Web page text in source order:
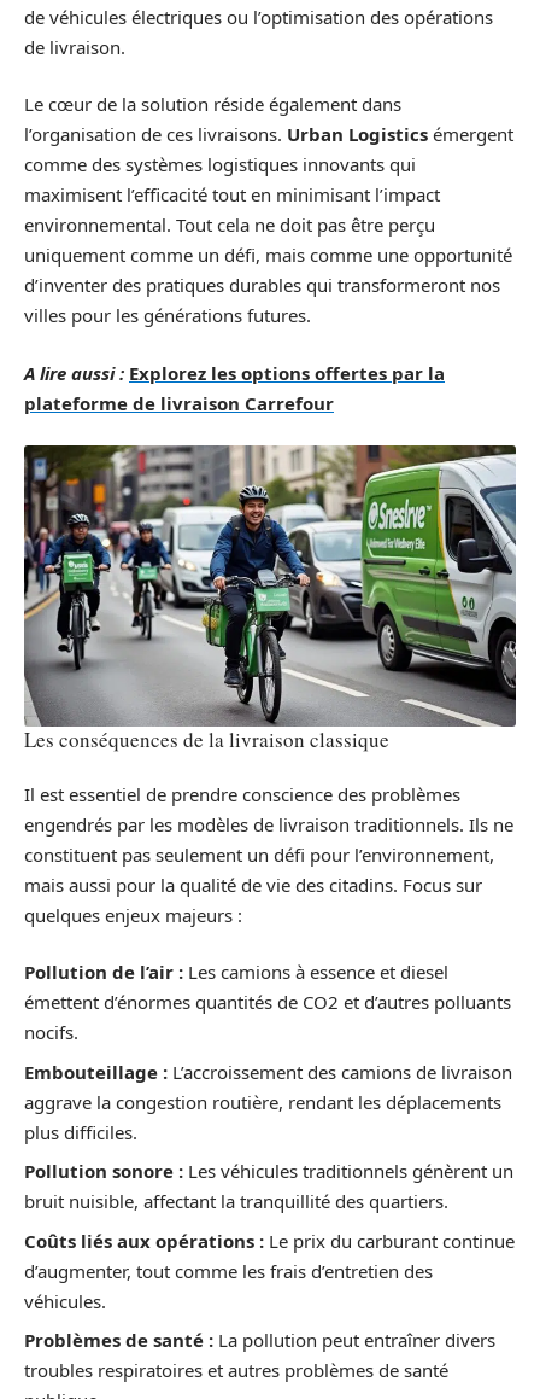
de véhicules électriques ou l’optimisation des opérations
de livraison.
Le cœur de la solution réside également dans
l’organisation de ces livraisons. Urban Logistics émergent
comme des systèmes logistiques innovants qui
maximisent l’efficacité tout en minimisant l’impact
environnemental. Tout cela ne doit pas être perçu
uniquement comme un défi, mais comme une opportunité
d’inventer des pratiques durables qui transformeront nos
villes pour les générations futures.
A lire aussi : Explorez les options offertes par la
plateforme de livraison Carrefour
Les conséquences de la livraison classique
Il est essentiel de prendre conscience des problèmes
engendrés par les modèles de livraison traditionnels. Ils ne
constituent pas seulement un défi pour l’environnement,
mais aussi pour la qualité de vie des citadins. Focus sur
quelques enjeux majeurs :
Pollution de l’air : Les camions à essence et diesel
émettent d’énormes quantités de CO2 et d’autres polluants
nocifs.
Embouteillage : L’accroissement des camions de livraison
aggrave la congestion routière, rendant les déplacements
plus difficiles.
Pollution sonore : Les véhicules traditionnels génèrent un
bruit nuisible, affectant la tranquillité des quartiers.
Coûts liés aux opérations : Le prix du carburant continue
d’augmenter, tout comme les frais d’entretien des
véhicules.
Problèmes de santé : La pollution peut entraîner divers
troubles respiratoires et autres problèmes de santé